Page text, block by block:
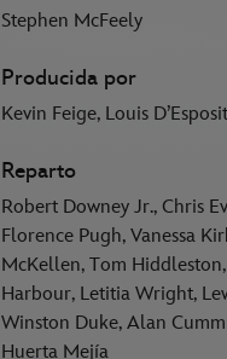
Stephen McFeely
Producida por
Kevin Feige, Louis
Reparto
Robert Downey Jr., Chris
Florence Pugh, Vanessa
McKellen, Tom
Harbour, Letitia Wright,
Winston Duke, Alan
Huerta Mejía